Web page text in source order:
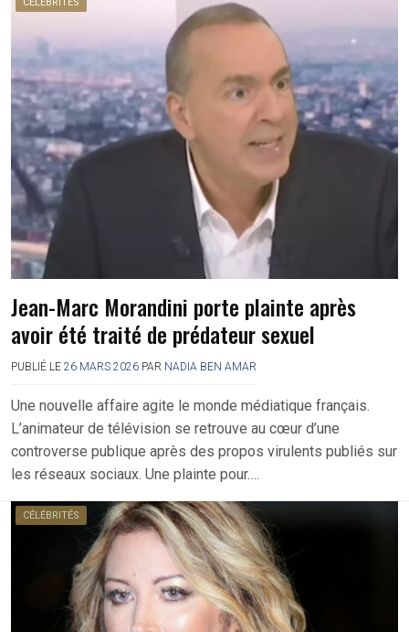
Jean-Marc Morandini porte plainte après
avoir été traité de prédateur sexuel
PUBLIÉ LE 26 MARS 2026 PAR NADIA BEN AMAR
Une nouvelle affaire agite le monde médiatique français.
L’animateur de télévision se retrouve au cœur d’une
controverse publique après des propos virulents publiés sur
les réseaux sociaux. Une plainte pour….
CÉLÉBRITÉS